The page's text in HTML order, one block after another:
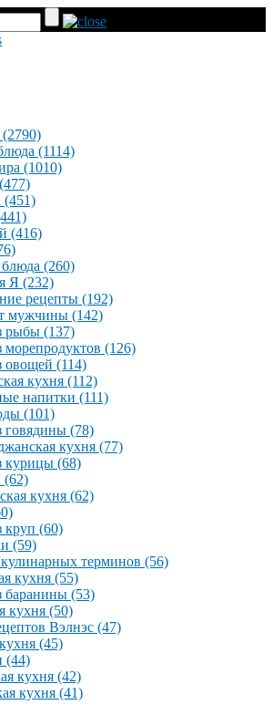
(2790)
(1114)
(1010)
(477)
(451)
(416)
(260)
Я (232)
рецепты (192)
мужчины (142)
рыбы (137)
морепродуктов (126)
овощей (114)
кухня (112)
напитки (111)
(101)
говядины (78)
кухня (77)
курицы (68)
(62)
кухня (62)
круп (60)
(59)
терминов (56)
кухня (55)
баранины (53)
кухня (50)
Вэлнэс (47)
(45)
(44)
кухня (42)
кухня (41)